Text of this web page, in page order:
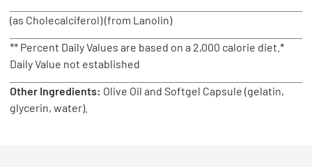
(as Cholecalciferol) (from Lanolin)
** Percent Daily Values are based on a 2,000 calorie diet.*
Daily Value not established
Other Ingredients: Olive Oil and Softgel Capsule (gelatin,
glycerin, water).